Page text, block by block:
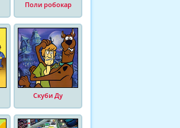
Поли робокар
Скуби Ду